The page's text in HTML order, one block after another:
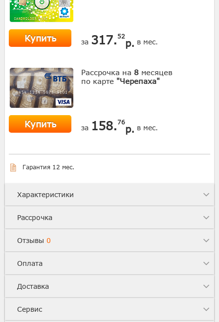
Купить за 317. 52
р. в мес.
Рассрочка на 8 месяцев
по карте "Черепаха"
Купить за 158. 76
р. в мес.
Гарантия 12 мес.
Характеристики
Рассрочка
Отзывы 0
Оплата
Доставка
Сервис